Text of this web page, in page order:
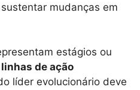
mudanças em
estágios ou
linhas de ação
líder evolucionário deve